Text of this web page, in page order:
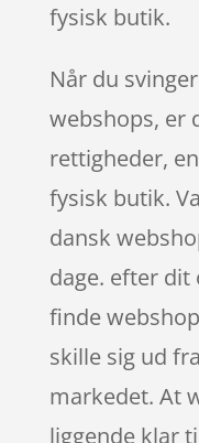
fysisk butik.
Når du
webshops, er
rettigheder,
fysisk butik.
dansk
dage. efter dit
finde
skille sig ud
markedet. At
liggende klar